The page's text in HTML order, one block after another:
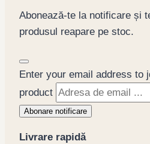
Abonează-te la notificare și
produsul reapare pe stoc.
Dismiss
notification
Enter your email address to
product
Abonare notificare
Livrare rapidă